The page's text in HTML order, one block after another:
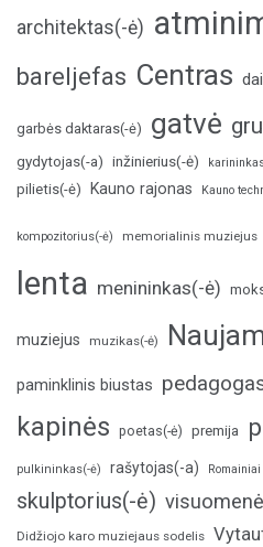
architektas(-ė)
bareljefas Centras
garbės daktaras(-ė) gatvė
gydytojas(-a) inžinierius(-ė)
pilietis(-ė)
Kauno rajonas Kauno
kompozitorius(-ė) memorialinis muziejus
lenta menininkas(-ė)
muziejus muzikas(-ė)
paminklinis biustas
kapinės poetas(-ė) premija
pulkininkas(-ė) rašytojas(-a) Romainiai
skulptorius(-ė)
Didžiojo karo muziejaus sodelis